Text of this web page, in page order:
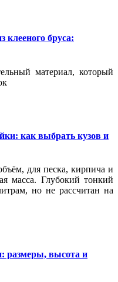
клееного бруса:
материал, который
как выбрать кузов и
для песка, кирпича и
масса. Глубокий тонкий
но не рассчитан на
размеры, высота и